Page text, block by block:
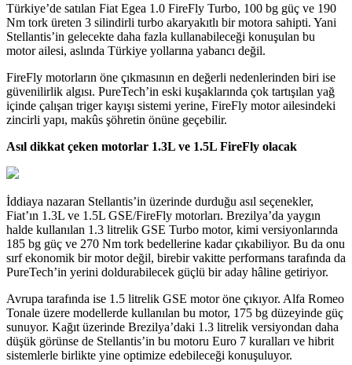
Türkiye’de satılan Fiat Egea 1.0 FireFly Turbo, 100 bg güç ve 190
Nm tork üreten 3 silindirli turbo akaryakıtlı bir motora sahipti. Yani
Stellantis’in gelecekte daha fazla kullanabileceği konuşulan bu
motor ailesi, aslında Türkiye yollarına yabancı değil.
FireFly motorların öne çıkmasının en değerli nedenlerinden biri ise
güvenilirlik algısı. PureTech’in eski kuşaklarında çok tartışılan yağ
içinde çalışan triger kayışı sistemi yerine, FireFly motor ailesindeki
zincirli yapı, makûs şöhretin önüne geçebilir.
Asıl dikkat çeken motorlar 1.3L ve 1.5L FireFly olacak
İddiaya nazaran Stellantis’in üzerinde durduğu asıl seçenekler,
Fiat’ın 1.3L ve 1.5L GSE/FireFly motorları. Brezilya’da yaygın
halde kullanılan 1.3 litrelik GSE Turbo motor, kimi versiyonlarında
185 bg güç ve 270 Nm tork bedellerine kadar çıkabiliyor. Bu da onu
sırf ekonomik bir motor değil, birebir vakitte performans tarafında da
PureTech’in yerini doldurabilecek güçlü bir aday hâline getiriyor.
Avrupa tarafında ise 1.5 litrelik GSE motor öne çıkıyor. Alfa Romeo
Tonale üzere modellerde kullanılan bu motor, 175 bg düzeyinde güç
sunuyor. Kağıt üzerinde Brezilya’daki 1.3 litrelik versiyondan daha
düşük görünse de Stellantis’in bu motoru Euro 7 kuralları ve hibrit
sistemlerle birlikte yine optimize edebileceği konuşuluyor.